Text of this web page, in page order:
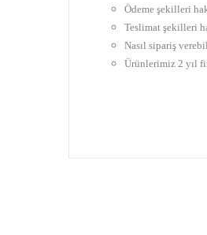
Ödeme şekilleri
Teslimat şekilleri
Nasıl sipariş
Ürünlerimiz 2 yıl